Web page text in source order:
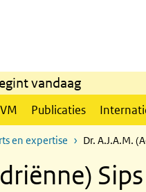
vandaag
Publicaties
en expertise Dr. A.J.A.M.
Sips